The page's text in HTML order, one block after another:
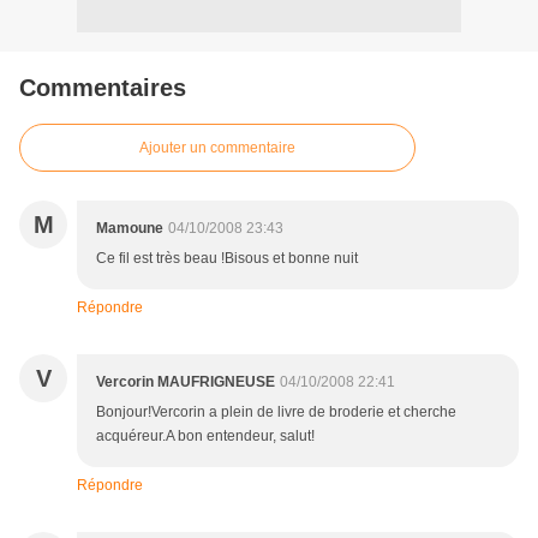
Commentaires
Ajouter un commentaire
M Mamoune 04/10/2008 23:43
Ce fil est très beau !Bisous et bonne nuit
Répondre
V Vercorin MAUFRIGNEUSE 04/10/2008 22:41
Bonjour!Vercorin a plein de livre de broderie et cherche
acquéreur.A bon entendeur, salut!
Répondre